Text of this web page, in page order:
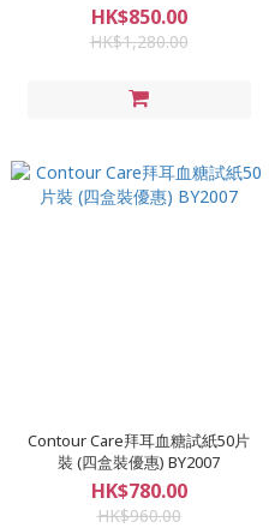
HK$850.00
HK$1,280.00
Contour Care拜耳血糖試紙50片
裝 (四盒裝優惠) BY2007
HK$780.00
HK$960.00